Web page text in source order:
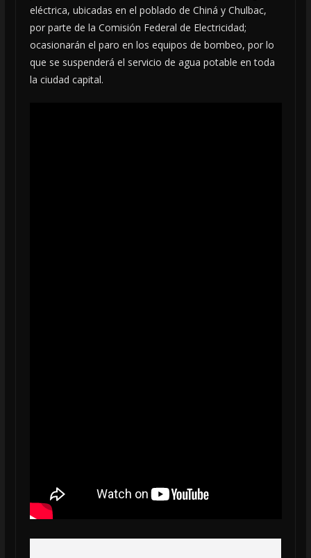
eléctrica, ubicadas en el poblado de Chiná y Chulbac,
por parte de la Comisión Federal de Electricidad;
ocasionarán el paro en los equipos de bombeo, por lo
que se suspenderá el servicio de agua potable en toda
la ciudad capital.